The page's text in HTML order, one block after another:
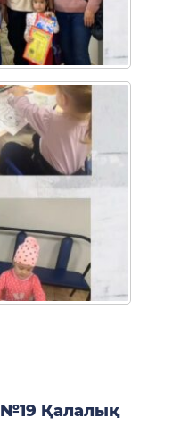
№19 Қалалық